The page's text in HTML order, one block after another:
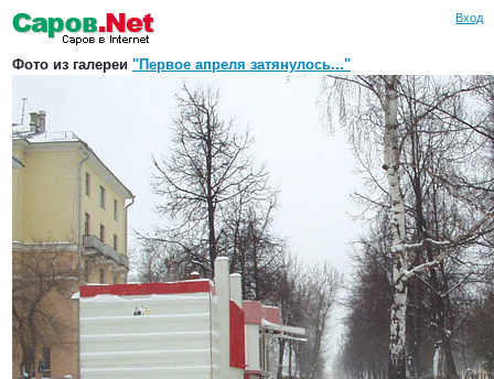
Вход
Фото из галереи "Первое апреля затянулось..."